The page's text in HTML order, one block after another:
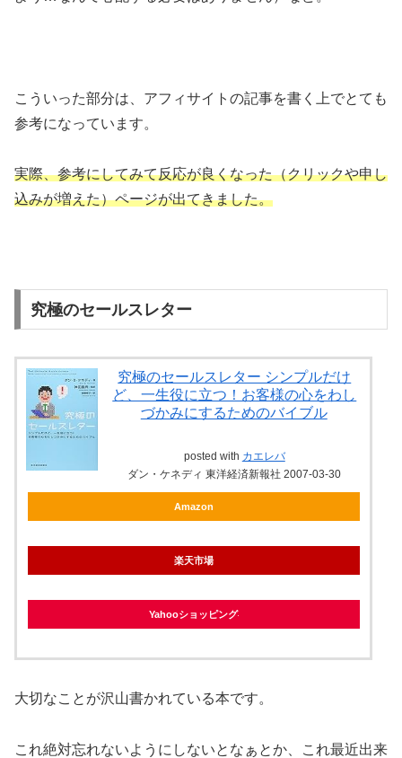
こういった部分は、アフィサイトの記事を書く上でとても
参考になっています。
実際、参考にしてみて反応が良くなった（クリックや申し
込みが増えた）ページが出てきました。
究極のセールスレター
究極のセールスレター シンプルだけ
ど、一生役に立つ！お客様の心をわし
づかみにするためのバイブル
posted with カエレバ
ダン・ケネディ 東洋経済新報社 2007-03-30
Amazon
楽天市場
Yahooショッピング
大切なことが沢山書かれている本です。
これ絶対忘れないようにしないとなぁとか、これ最近出来